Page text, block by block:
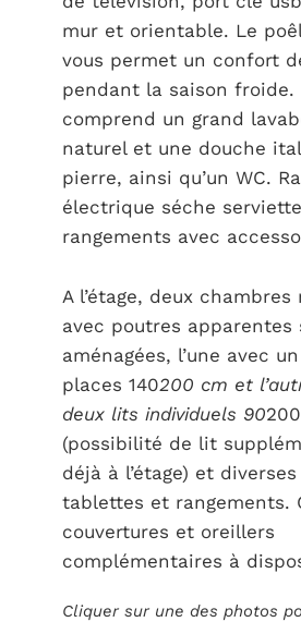
mur et orientable. Le
vous permet un confort
pendant la saison froide.
comprend un grand
naturel et une douche
pierre, ainsi qu’un WC.
électrique séche
rangements avec
A l’étage, deux chambres
avec poutres apparentes
aménagées, l’une avec
places 140200 cm et
deux lits individuels 90
(possibilité de lit
déjà à l’étage) et
tablettes et rangements.
couvertures et oreillers
complémentaires à
Cliquer sur une des photos